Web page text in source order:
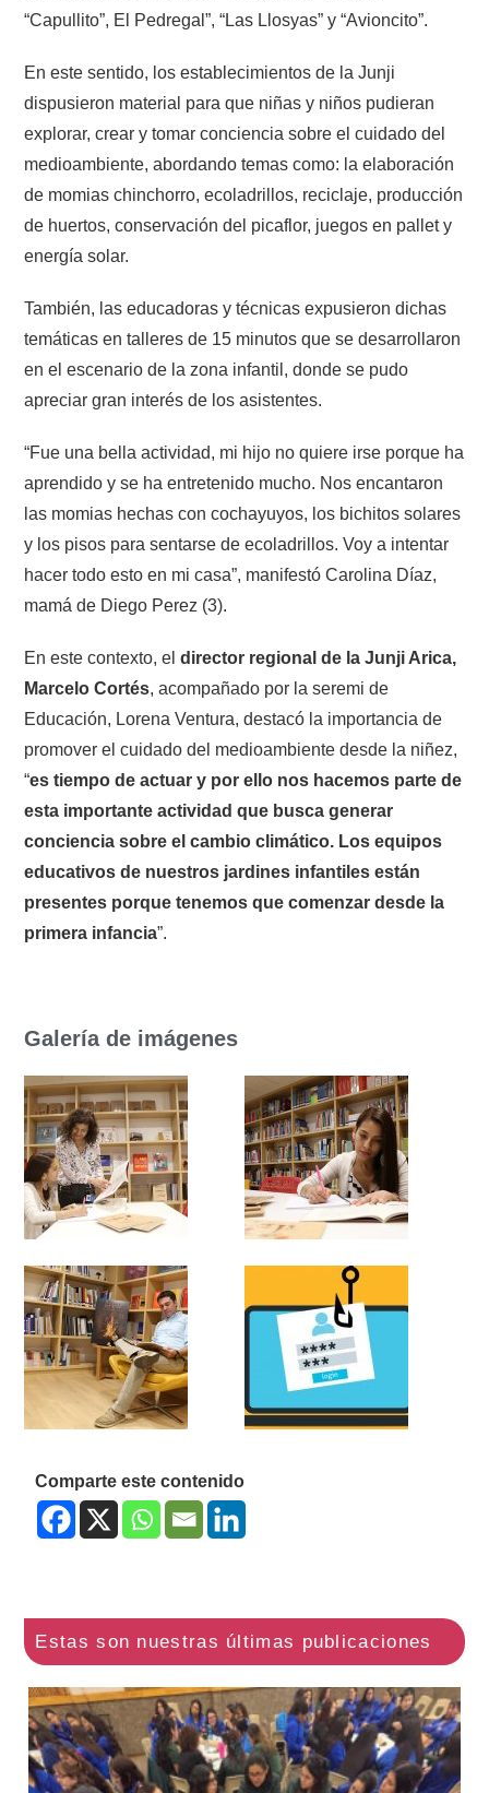
“Capullito”, El Pedregal”, “Las Llosyas” y “Avioncito”.
En este sentido, los establecimientos de la Junji
dispusieron material para que niñas y niños pudieran
explorar, crear y tomar conciencia sobre el cuidado del
medioambiente, abordando temas como: la elaboración
de momias chinchorro, ecoladrillos, reciclaje, producción
de huertos, conservación del picaflor, juegos en pallet y
energía solar.
También, las educadoras y técnicas expusieron dichas
temáticas en talleres de 15 minutos que se desarrollaron
en el escenario de la zona infantil, donde se pudo
apreciar gran interés de los asistentes.
“Fue una bella actividad, mi hijo no quiere irse porque ha
aprendido y se ha entretenido mucho. Nos encantaron
las momias hechas con cochayuyos, los bichitos solares
y los pisos para sentarse de ecoladrillos. Voy a intentar
hacer todo esto en mi casa”, manifestó Carolina Díaz,
mamá de Diego Perez (3).
En este contexto, eldirector regional de la Junji Arica,
Marcelo Cortés, acompañado por la seremi de
Educación, Lorena Ventura, destacó la importancia de
promover el cuidado del medioambiente desde la niñez,
“es tiempo de actuar y por ello nos hacemos parte de
esta importante actividad que busca generar
conciencia sobre el cambio climático. Los equipos
educativos de nuestros jardines infantiles están
presentes porque tenemos que comenzar desde la
primera infancia”.
Galería de imágenes
Comparte este contenido